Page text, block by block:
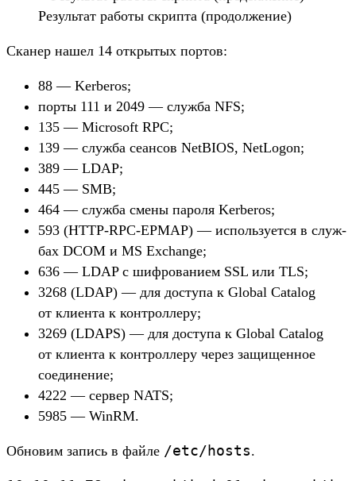
Ре­зуль­тат работы скрип­та (про­дол­жение)
Ска­нер нашел 14 откры­тых пор­тов:
88 — Kerberos;
пор­ты 111 и 2049 — служ­ба NFS;
135 — Microsoft RPC;
139 — служ­ба сеан­сов NetBIOS, NetLogon;
389 — LDAP;
445 — SMB;
464 — служ­ба сме­ны пароля Kerberos;
593 (HTTP-RPC-EPMAP) — исполь­зует­ся в служ­
бах DCOM и MS Exchange;
636 — LDAP с шиф­ровани­ем SSL или TLS;
3268 (LDAP) — для дос­тупа к Global Catalog
от кли­ента к кон­трол­леру;
3269 (LDAPS) — для дос­тупа к Global Catalog
от кли­ента к кон­трол­леру через защищен­ное
соеди­нение;
4222 — сер­вер NATS;
5985 — WinRM.
Об­новим запись в фай­ле /etc/hosts.